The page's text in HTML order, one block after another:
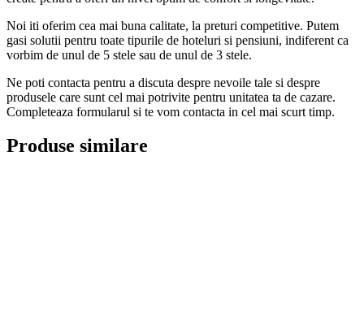
Noi iti oferim cea mai buna calitate, la preturi competitive. Putem
gasi solutii pentru toate tipurile de hoteluri si pensiuni, indiferent ca
vorbim de unul de 5 stele sau de unul de 3 stele.
Ne poti contacta pentru a discuta despre nevoile tale si despre
produsele care sunt cel mai potrivite pentru unitatea ta de cazare.
Completeaza formularul si te vom contacta in cel mai scurt timp.
Produse similare